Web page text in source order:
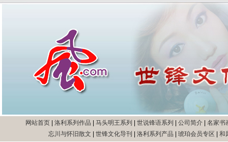
网站首页 洛利系列作品 马头明王系列 世说锋语系列 公司简介
名家书
忘川与怀旧散文
世锋文化导刊 洛利系列产品 琥珀会员专区 和